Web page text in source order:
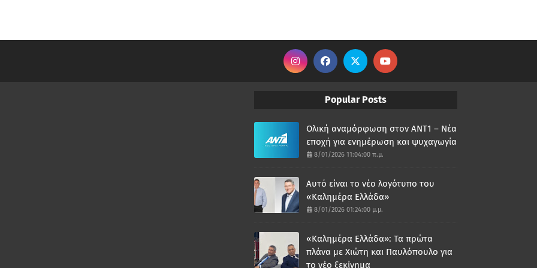
Popular Posts
Ολική αναμόρφωση στον ΑΝΤ1 – Νέα
εποχή για ενημέρωση και ψυχαγωγία
8/01/2026 11:04:00 π.μ.
Αυτό είναι το νέο λογότυπο του
«Καλημέρα Ελλάδα»
8/01/2026 01:24:00 μ.μ.
«Καλημέρα Ελλάδα»: Τα πρώτα
πλάνα με Χιώτη και Παυλόπουλο για
το νέο ξεκίνημα